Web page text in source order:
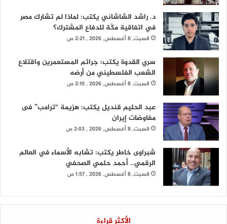
د. راشد الشاشاني يكتب: لماذا لم تشارك مصر
في اتفاقية مكّة للدفاع المشترك؟
السبت, 8 أغسطس, 2026 , 2:21 ص
سري القدوة يكتب: جرائم المستعمرين واقتلاع
الشعب الفلسطيني من أرضه
السبت, 8 أغسطس, 2026 , 2:10 ص
عبد الحليم قنديل يكتب: هزيمة “ترامب” فى
مفاوضات إيران
السبت, 8 أغسطس, 2026 , 2:03 ص
شبراوى خاطر يكتب: تشابه الأسماء في العالم
الرقمي.. أحمد حلمي الصحفي
السبت, 8 أغسطس, 2026 , 1:57 ص
الأكثر قراءة